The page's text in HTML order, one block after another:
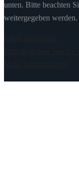
unten. Bitte beachten
weitergegeben werden.